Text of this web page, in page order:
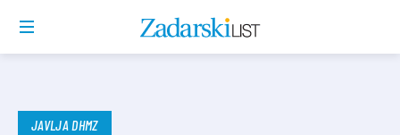
JAVLJA DHMZ